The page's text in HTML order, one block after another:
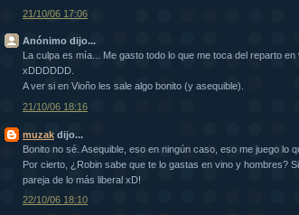
21/10/06 17:06
Anónimo dijo...
La culpa es mía... Me gasto todo lo que me toca del reparto
xDDDDDD.
A ver si en Vioño les sale algo bonito (y asequible).
21/10/06 18:16
muzak dijo...
Bonito no sé. Asequible, eso en ningún caso, eso me juego lo
Por cierto, ¿Robin sabe que te lo gastas en vino y hombres?
pareja de lo más liberal xD!
22/10/06 18:10